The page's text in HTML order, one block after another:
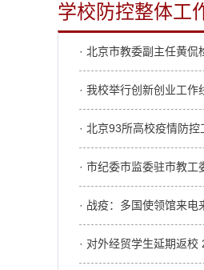
学校防控整体工
· 北京市教委副主任黄
· 我校举行创新创业工
· 北京93所高校疫情防
· 市纪委市监委驻市教
· 战疫：多国使领馆来
· 对外经贸学生延期返